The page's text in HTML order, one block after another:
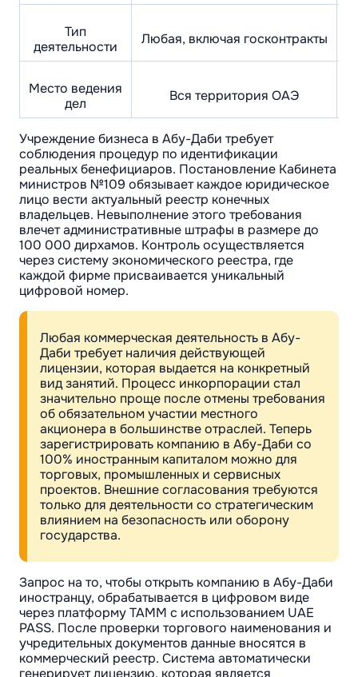
Тип
деятельности
Любая, включая госконтракты
Место ведения
дел
Вся территория ОАЭ
Учреждение бизнеса в Абу-Даби требует
соблюдения процедур по идентификации
реальных бенефициаров. Постановление Кабинета
министров №109 обязывает каждое юридическое
лицо вести актуальный реестр конечных
владельцев. Невыполнение этого требования
влечет административные штрафы в размере до
100 000 дирхамов. Контроль осуществляется
через систему экономического реестра, где
каждой фирме присваивается уникальный
цифровой номер.
Любая коммерческая деятельность в Абу-
Даби требует наличия действующей
лицензии, которая выдается на конкретный
вид занятий. Процесс инкорпорации стал
значительно проще после отмены требования
об обязательном участии местного
акционера в большинстве отраслей. Теперь
зарегистрировать компанию в Абу-Даби со
100% иностранным капиталом можно для
торговых, промышленных и сервисных
проектов. Внешние согласования требуются
только для деятельности со стратегическим
влиянием на безопасность или оборону
государства.
Запрос на то, чтобы открыть компанию в Абу-Даби
иностранцу, обрабатывается в цифровом виде
через платформу TAMM с использованием UAE
PASS. После проверки торгового наименования и
учредительных документов данные вносятся в
коммерческий реестр. Система автоматически
генерирует лицензию, которая является